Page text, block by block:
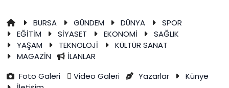
BURSA GÜNDEM DÜNYA
SPOR
EĞİTİM
SİYASET EKONOMİ
SAĞLIK
YAŞAM
TEKNOLOJİ
KÜLTÜR SANAT
MAGAZİN
İLANLAR
Foto Galeri
Video Galeri Yazarlar
Künye